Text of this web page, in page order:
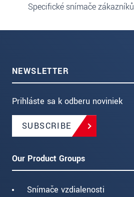
Specifické snímače zákazníků
NEWSLETTER
Prihláste sa k odberu noviniek
SUBSCRIBE
Our Product Groups
Snímače vzdialenosti